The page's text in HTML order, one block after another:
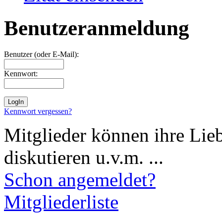
Benutzeranmeldung
Benutzer (oder E-Mail):
Kennwort:
Kennwort vergessen?
Mitglieder können ihre
diskutieren u.v.m. ...
Schon angemeldet?
Mitgliederliste